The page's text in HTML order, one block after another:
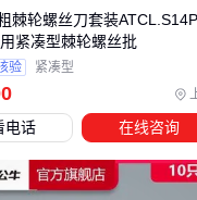
消防改造专用工具
工具通常包含定位夹
四、改装打气筒的
够？
改装灭火器罐作为打
棘轮螺丝刀套装
紧凑型棘轮螺丝批
验 紧凑型
电话 在线咨询